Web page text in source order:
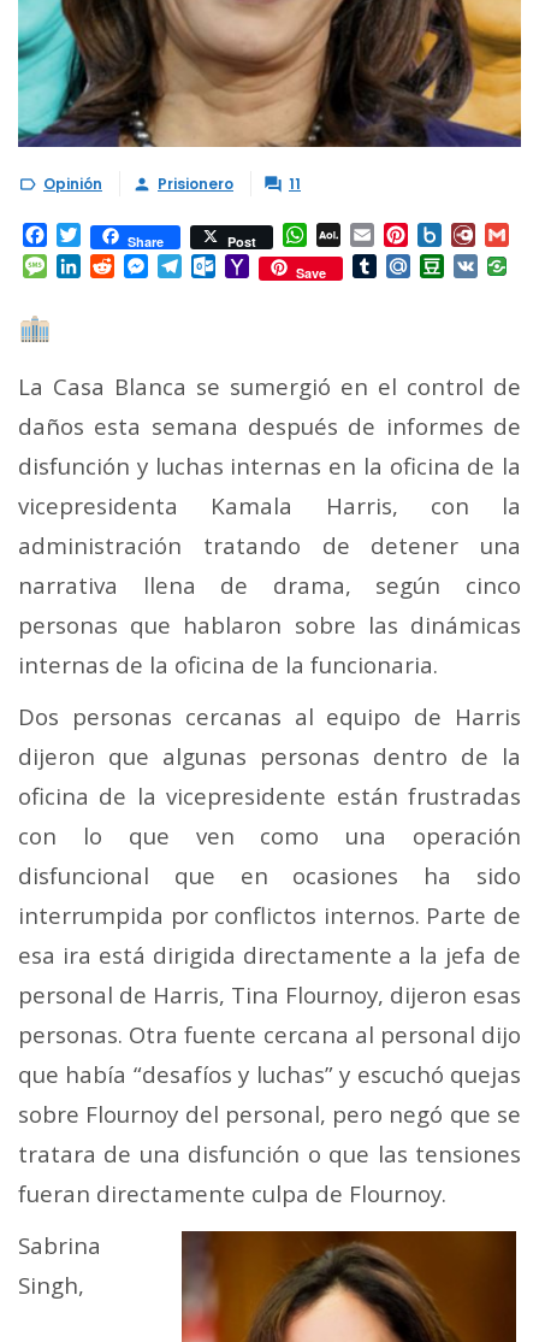
 Opinión  Prisionero  11
Facebook
TwitterShare Post WhatsApp
AOL
Mail
Email Pinterest
Box.net
Message
LinkedInRedditMessenger
TelegramOutlook.com
YahooSave TumblrMail.RuDouban
VK
La Casa Blanca se sumergió en el control de
daños esta semana después de informes de
disfunción y luchas internas en la oficina de la
vicepresidenta Kamala Harris, con la
administración tratando de detener una
narrativa llena de drama, según cinco
personas que hablaron sobre las dinámicas
internas de la oficina de la funcionaria.
Dos personas cercanas al equipo de Harris
dijeron que algunas personas dentro de la
oficina de la vicepresidente están frustradas
con lo que ven como una operación
disfuncional que en ocasiones ha sido
interrumpida por conflictos internos. Parte de
esa ira está dirigida directamente a la jefa de
personal de Harris, Tina Flournoy, dijeron esas
personas. Otra fuente cercana al personal dijo
que había “desafíos y luchas” y escuchó quejas
sobre Flournoy del personal, pero negó que se
tratara de una disfunción o que las tensiones
fueran directamente culpa de Flournoy.
Sabrina
Singh,